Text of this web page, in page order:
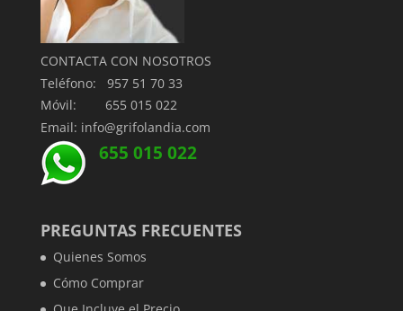
CONTACTA CON NOSOTROS
Teléfono: 957 51 70 33
Móvil: 655 015 022
Email: info@grifolandia.com
655 015 022
PREGUNTAS FRECUENTES
Quienes Somos
Cómo Comprar